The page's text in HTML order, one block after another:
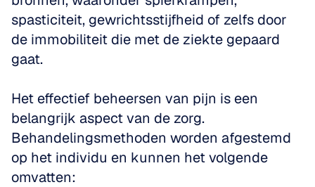
spasticiteit, gewrichtsstijfheid of zelfs door
de immobiliteit die met de ziekte gepaard
gaat.
Het effectief beheersen van pijn is een
belangrijk aspect van de zorg.
Behandelingsmethoden worden afgestemd
op het individu en kunnen het volgende
omvatten: